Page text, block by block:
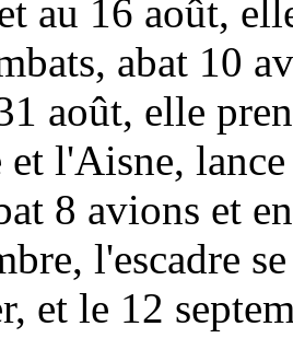
au 16 août,
abat 10
août, elle
et l'Aisne,
8 avions et
l'escadre
et le 12